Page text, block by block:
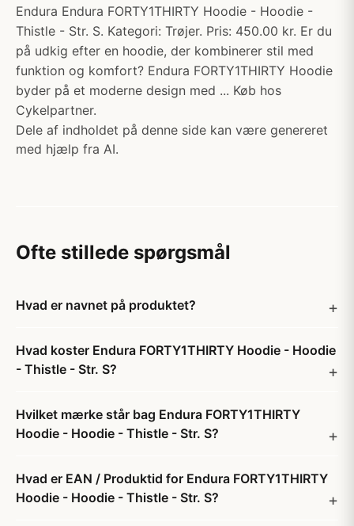
Endura Endura FORTY1THIRTY Hoodie - Hoodie -
Thistle - Str. S. Kategori: Trøjer. Pris: 450.00 kr. Er du
på udkig efter en hoodie, der kombinerer stil med
funktion og komfort? Endura FORTY1THIRTY Hoodie
byder på et moderne design med ... Køb hos
Cykelpartner.
Dele af indholdet på denne side kan være genereret
med hjælp fra AI.
Ofte stillede spørgsmål
Hvad er navnet på produktet?
Hvad koster Endura FORTY1THIRTY Hoodie - Hoodie
- Thistle - Str. S?
Hvilket mærke står bag Endura FORTY1THIRTY
Hoodie - Hoodie - Thistle - Str. S?
Hvad er EAN / Produktid for Endura FORTY1THIRTY
Hoodie - Hoodie - Thistle - Str. S?